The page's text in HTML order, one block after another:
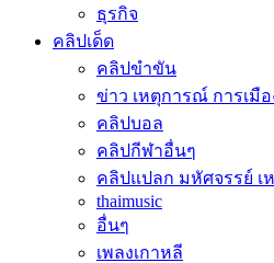
ธุรกิจ
คลิปเด็ด
คลิปขำขัน
ข่าว เหตุการณ์ การเมือ
คลิปบอล
คลิปกีฬาอื่นๆ
คลิปแปลก มหัศจรรย์ เ
thaimusic
อื่นๆ
เพลงเกาหลี